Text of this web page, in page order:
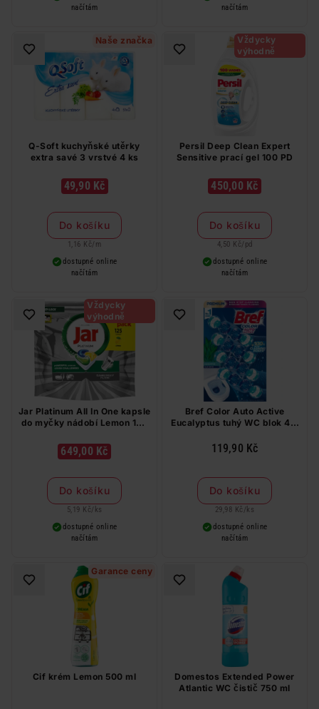
načítám
načítám
Naše značka
Q-Soft kuchyňské utěrky
extra savé 3 vrstvé 4 ks
49,90 Kč
Do košíku
1,16 Kč/ m
dostupné online
načítám
Vždycky
výhodně
Persil Deep Clean Expert
Sensitive prací gel 100 PD
450,00 Kč
Do košíku
4,50 Kč/ pd
dostupné online
načítám
Vždycky
výhodně
Jar Platinum All In One kapsle
do myčky nádobí Lemon 125
649,00 Kč
Do košíku
5,19 Kč/ ks
dostupné online
načítám
Bref Color Auto Active
Eucalyptus tuhý WC blok 4 x
119,90 Kč
Do košíku
29,98 Kč / ks
dostupné online
načítám
Garance ceny
Cif krém Lemon 500 ml
Domestos Extended Power
Atlantic WC čistič 750 ml